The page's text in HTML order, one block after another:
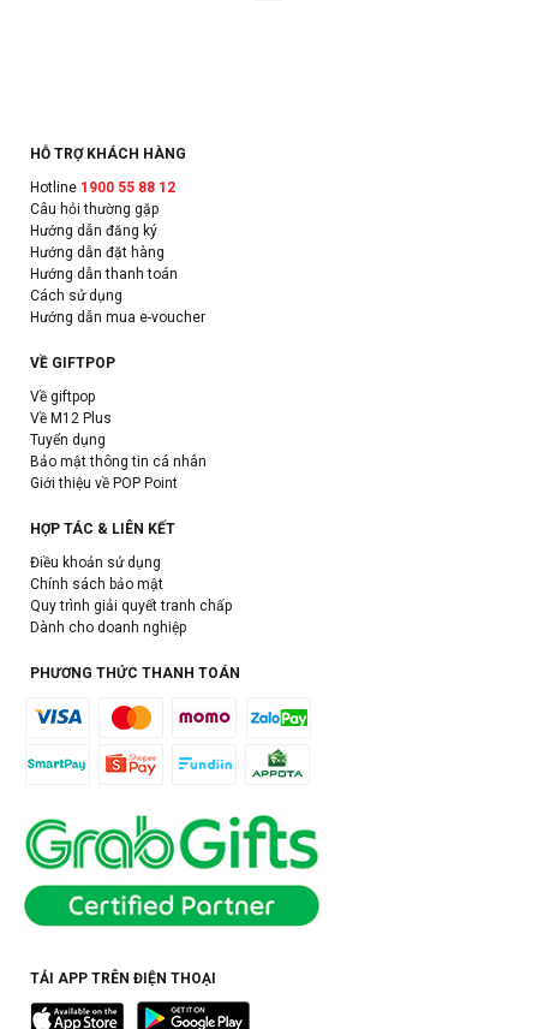
HỖ TRỢ KHÁCH HÀNG
Hotline 1900 55 88 12
Câu hỏi thường gặp
Hướng dẫn đăng ký
Hướng dẫn đặt hàng
Hướng dẫn thanh toán
Cách sử dụng
Hướng dẫn mua e-voucher
VỀ GIFTPOP
Về giftpop
Về M12 Plus
Tuyển dụng
Bảo mật thông tin cá nhân
Giới thiệu về POP Point
HỢP TÁC & LIÊN KẾT
Điều khoản sử dụng
Chính sách bảo mật
Quy trình giải quyết tranh chấp
Dành cho doanh nghiệp
PHƯƠNG THỨC THANH TOÁN
TẢI APP TRÊN ĐIỆN THOẠI